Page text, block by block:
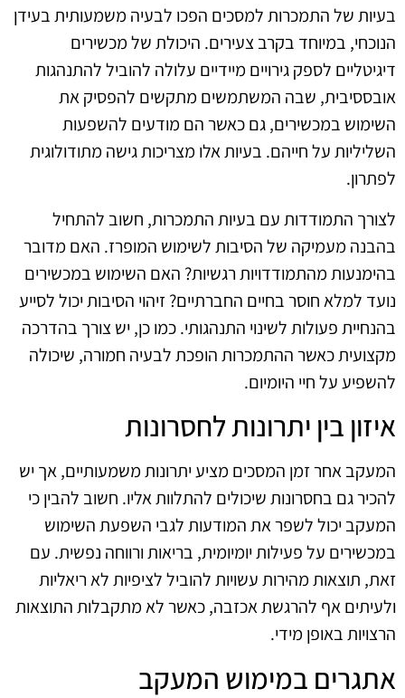
בעיות של התמכרות למסכים הפכו לבעיה משמעותית בעידן
הנוכחי, במיוחד בקרב צעירים. היכולת של מכשירים
דיגיטליים לספק גירויים מיידיים עלולה להוביל להתנהגות
אובססיבית, שבה המשתמשים מתקשים להפסיק את
השימוש במכשירים, גם כאשר הם מודעים להשפעות
השליליות על חייהם. בעיות אלו מצריכות גישה מתודולוגית
לפתרון.
לצורך התמודדות עם בעיות התמכרות, חשוב להתחיל
בהבנה מעמיקה של הסיבות לשימוש המופרז. האם מדובר
בהימנעות מהתמודדויות רגשיות? האם השימוש במכשירים
נועד למלא חוסר בחיים החברתיים? זיהוי הסיבות יכול לסייע
בהנחיית פעולות לשינוי התנהגותי. כמו כן, יש צורך בהדרכה
מקצועית כאשר ההתמכרות הופכת לבעיה חמורה, שיכולה
להשפיע על חיי היומיום.
איזון בין יתרונות לחסרונות
המעקב אחר זמן המסכים מציע יתרונות משמעותיים, אך יש
להכיר גם בחסרונות שיכולים להתלוות אליו. חשוב להבין כי
המעקב יכול לשפר את המודעות לגבי השפעת השימוש
במכשירים על פעילות יומיומית, בריאות ורווחה נפשית. עם
זאת, תוצאות מהירות עשויות להוביל לציפיות לא ריאליות
ולעיתים אף להרגשת אכזבה, כאשר לא מתקבלות התוצאות
הרצויות באופן מידי.
אתגרים במימוש המעקב